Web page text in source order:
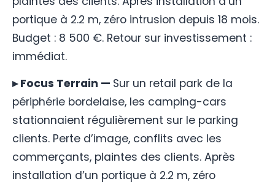
portique à 2.2 m, zéro intrusion depuis 18 mois.
Budget : 8 500 €. Retour sur investissement :
immédiat.
▸ Focus Terrain — Sur un retail park de la
périphérie bordelaise, les camping-cars
stationnaient régulièrement sur le parking
clients. Perte d’image, conflits avec les
commerçants, plaintes des clients. Après
installation d’un portique à 2.2 m, zéro